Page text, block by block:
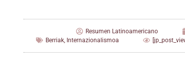
Resumen Latinoamericano
Berriak, Internazionalismoa